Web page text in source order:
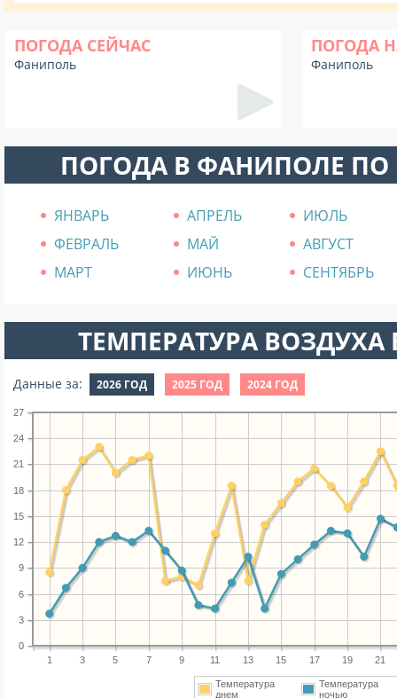
ПОГОДА СЕЙЧАС
Фаниполь
ПОГОДА
Фаниполь
ПОГОДА В ФАНИПОЛЕ
ЯНВАРЬ АПРЕЛЬ
ИЮЛЬ
ФЕВРАЛЬ
МАЙ
АВГУСТ
МАРТ
ИЮНЬ СЕНТЯБРЬ
ТЕМПЕРАТУРА ВОЗДУХА
Данные за: 2026 ГОД 2025 ГОД 2024 ГОД
1 3 5 7 9 11 13 15 17 19 21
0
3
6
9
12
15
18
21
24
27
Температура
днем
Температура
ночью